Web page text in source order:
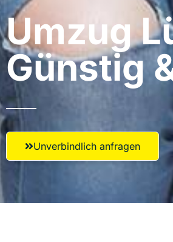
Umzug
Günstig
Unverbindlich anfragen